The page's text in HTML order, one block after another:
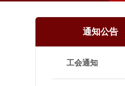
通知公告
工会通知